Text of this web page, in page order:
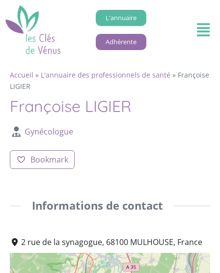
L'annuaire
Adhérente
Accueil » L'annuaire des professionnels de santé » Françoise
LIGIER
Françoise LIGIER
Gynécologue
Bookmark
Informations de contact
2 rue de la synagogue, 68100 MULHOUSE, France